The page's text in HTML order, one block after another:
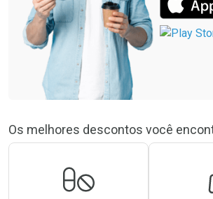
Os melhores descontos você